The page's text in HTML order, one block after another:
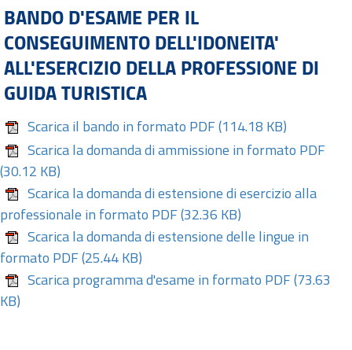
BANDO D'ESAME PER IL
CONSEGUIMENTO DELL'IDONEITA'
ALL'ESERCIZIO DELLA PROFESSIONE DI
GUIDA TURISTICA
Scarica il bando in formato PDF (114.18 KB)
Scarica la domanda di ammissione in formato PDF
(30.12 KB)
Scarica la domanda di estensione di esercizio alla
professionale in formato PDF (32.36 KB)
Scarica la domanda di estensione delle lingue in
formato PDF (25.44 KB)
Scarica programma d'esame in formato PDF (73.63
KB)